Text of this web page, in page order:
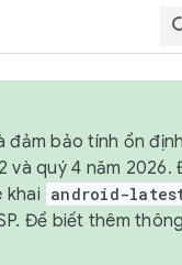
bảo tính ổn
và quý 4 năm
khai android-
Để biết thêm